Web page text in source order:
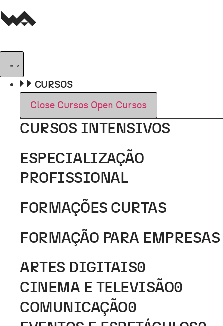
para
conteúdo
CURSOS
Close Cursos Open Cursos
CURSOS INTENSIVOS
ESPECIALIZAÇÃO
PROFISSIONAL
FORMAÇÕES CURTAS
FORMAÇÃO PARA EMPRESAS
ARTES DIGITAIS0
CINEMA E TELEVISÃO0
COMUNICAÇÃO0